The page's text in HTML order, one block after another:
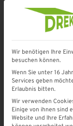
Wir benötigen Ihre
besuchen können.
Wenn Sie unter 16
Services geben
Erlaubnis bitten.
Wir verwenden
Einige von ihnen sind
Website und Ihre